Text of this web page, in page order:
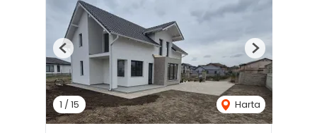
1 /15 Harta
Previous Next